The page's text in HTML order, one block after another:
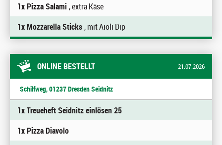
1x Pizza Salami , extra Käse
1x Mozzarella Sticks, mit Aioli Dip
ONLINE BESTELLT 21.07.2026
Schilfweg, 01237 Dresden Seidnitz
1x Treueheft Seidnitz einlösen 25
1x Pizza Diavolo